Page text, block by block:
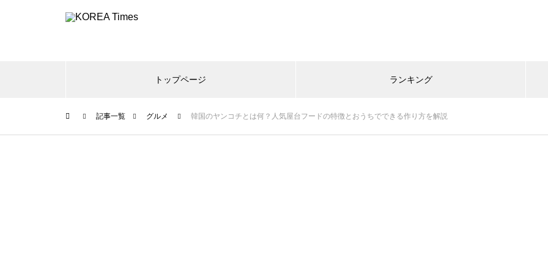
トップページ ランキング
記事一覧 グルメ 韓国のヤンコチとは何？人気屋台フードの特徴とおうちでできる作り方を解説